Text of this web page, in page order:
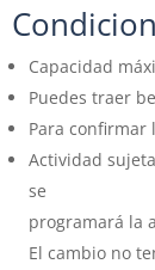
Capacidad
Puedes traer
Para confirmar
Actividad
se
programará la
El cambio no